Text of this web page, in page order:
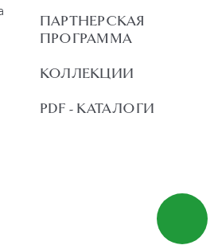
ПАРТНЕРСКАЯ
ПРОГРАММА
КОЛЛЕКЦИИ
PDF - КАТАЛОГИ